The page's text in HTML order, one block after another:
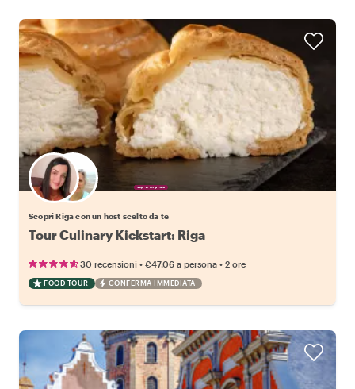
Scegli il tuo local preferito
Scopri Riga con un host scelto da te
Tour Culinary Kickstart: Riga
30 recensioni • €47.06 a persona • 2 ore
FOOD TOUR CONFERMA IMMEDIATA